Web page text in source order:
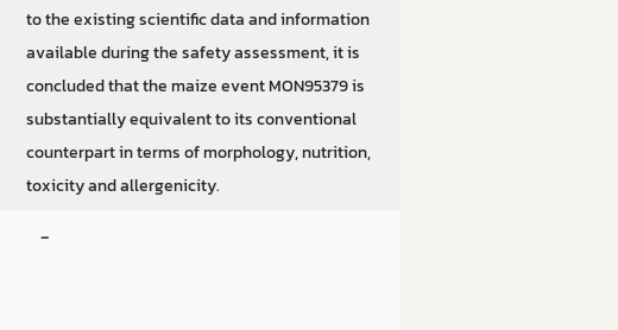
to the existing scientific data and information
available during the safety assessment, it is
concluded that the maize event MON95379 is
substantially equivalent to its conventional
counterpart in terms of morphology, nutrition,
toxicity and allergenicity.
-